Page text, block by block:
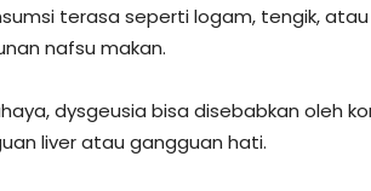
terasa seperti logam, tengik,
nafsu makan.
dysgeusia bisa disebabkan oleh
liver atau gangguan hati.